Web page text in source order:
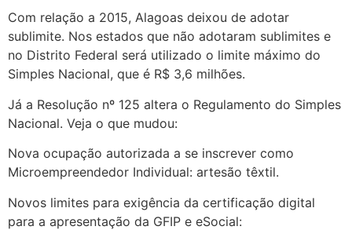
Com relação a 2015, Alagoas deixou de adotar
sublimite. Nos estados que não adotaram sublimites e
no Distrito Federal será utilizado o limite máximo do
Simples Nacional, que é R$ 3,6 milhões.
Já a Resolução nº 125 altera o Regulamento do Simples
Nacional. Veja o que mudou:
Nova ocupação autorizada a se inscrever como
Microempreendedor Individual: artesão têxtil.
Novos limites para exigência da certificação digital
para a apresentação da GFIP e eSocial: